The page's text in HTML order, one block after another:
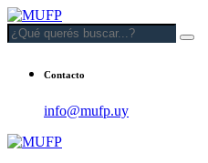
Contacto
info@mufp.uy